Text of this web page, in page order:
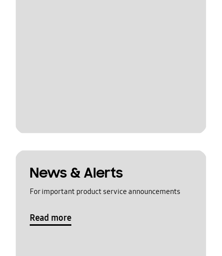
News & Alerts
For important product service announcements
Read more